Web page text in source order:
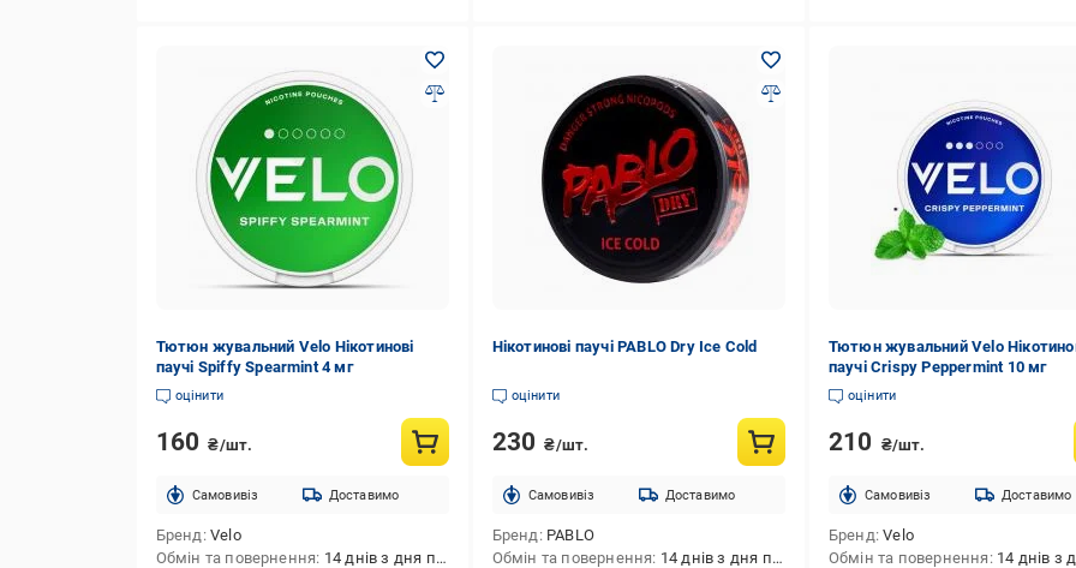
Тютюн жувальний Velo Нікотинові
паучі Spiffy Spearmint 4 мг
оцінити
160 ₴/шт.
Cамовивіз Доставимо
Бренд Velo
Обмін та повернення 14 днів з дня покупки
Нікотинові паучі PABLO Dry Ice Cold
оцінити
230 ₴/шт.
Cамовивіз Доставимо
Бренд PABLO
Обмін та повернення 14 днів з дня покупки
Тютюн жувальний Velo
паучі Crispy Peppermint 10 мг
оцінити
210 ₴/шт.
Cамовивіз Доставимо
Бренд Velo
Обмін та повернення 14 днів з дня